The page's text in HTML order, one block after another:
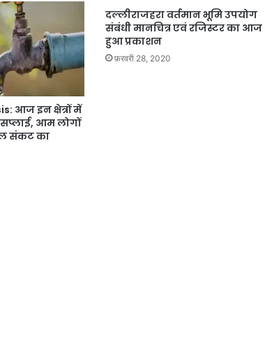
आज इन क्षेत्रों में
सप्लाई, आम लोगों
संकट का
दल्लीराजहरा वर्तमान भूमि उपयोग
संबंधी मानचित्र एवं रजिस्टर का आज
हुआ प्रकाशन
फ़रवरी 28, 2020